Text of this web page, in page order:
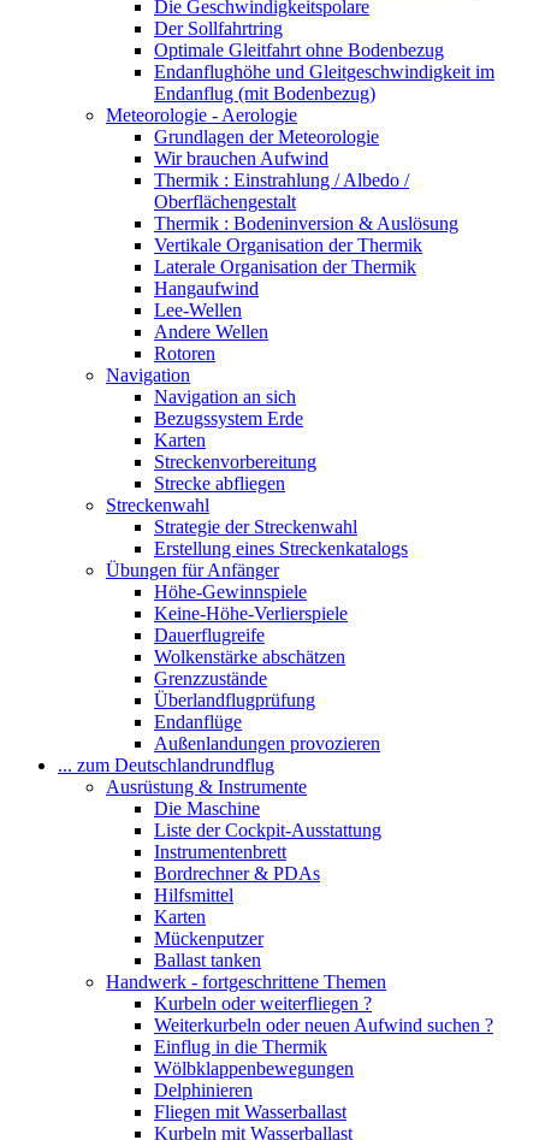
Die Geschwindigkeitspolare
Der Sollfahrtring
Optimale Gleitfahrt ohne Bodenbezug
Endanflughöhe und Gleitgeschwindigkeit im
Endanflug (mit Bodenbezug)
Meteorologie - Aerologie
Grundlagen der Meteorologie
Wir brauchen Aufwind
Thermik : Einstrahlung / Albedo /
Oberflächengestalt
Thermik : Bodeninversion & Auslösung
Vertikale Organisation der Thermik
Laterale Organisation der Thermik
Hangaufwind
Lee-Wellen
Andere Wellen
Rotoren
Navigation
Navigation an sich
Bezugssystem Erde
Karten
Streckenvorbereitung
Strecke abfliegen
Streckenwahl
Strategie der Streckenwahl
Erstellung eines Streckenkatalogs
Übungen für Anfänger
Höhe-Gewinnspiele
Keine-Höhe-Verlierspiele
Dauerflugreife
Wolkenstärke abschätzen
Grenzzustände
Überlandflugprüfung
Endanflüge
Außenlandungen provozieren
... zum Deutschlandrundflug
Ausrüstung & Instrumente
Die Maschine
Liste der Cockpit-Ausstattung
Instrumentenbrett
Bordrechner & PDAs
Hilfsmittel
Karten
Mückenputzer
Ballast tanken
Handwerk - fortgeschrittene Themen
Kurbeln oder weiterfliegen ?
Weiterkurbeln oder neuen Aufwind suchen ?
Einflug in die Thermik
Wölbklappenbewegungen
Delphinieren
Fliegen mit Wasserballast
Kurbeln mit Wasserballast